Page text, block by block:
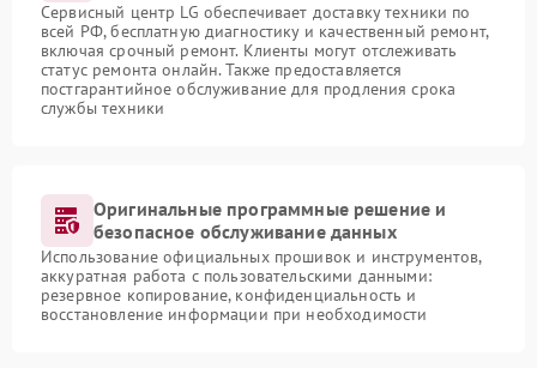
Сервисный центр LG обеспечивает доставку техники по
всей РФ, бесплатную диагностику и качественный ремонт,
включая срочный ремонт. Клиенты могут отслеживать
статус ремонта онлайн. Также предоставляется
постгарантийное обслуживание для продления срока
службы техники
Оригинальные программные решение и
безопасное обслуживание данных
Использование официальных прошивок и инструментов,
аккуратная работа с пользовательскими данными:
резервное копирование, конфиденциальность и
восстановление информации при необходимости